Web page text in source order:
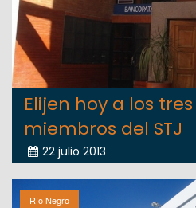
Elijen hoy a los
miembros del STJ
22 julio 2013
Río Negro